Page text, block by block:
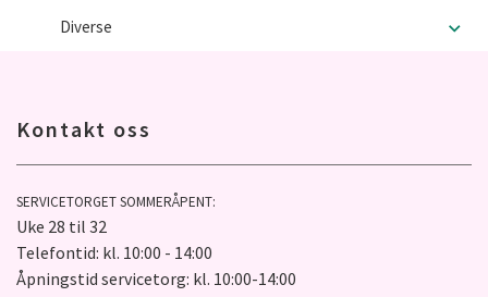
Diverse
Kontakt oss
SERVICETORGET SOMMERÅPENT:
Uke 28 til 32
Telefontid: kl. 10:00 - 14:00
Åpningstid servicetorg: kl. 10:00-14:00